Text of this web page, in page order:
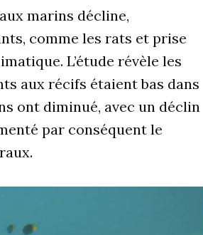
marins décline,
comme les rats et prise
L’étude révèle les
aux récifs étaient bas dans
ont diminué, avec un déclin
par conséquent le